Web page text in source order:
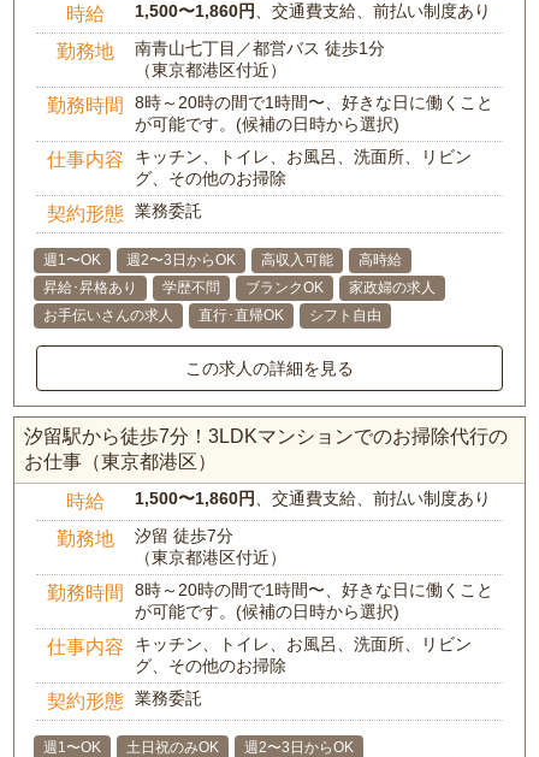
時給 1,500〜1,860円 、交通費支給、前払い制度あり
勤務地
南青山七丁目／都営バス 徒歩1分
（東京都港区付近）
勤務時間
8時～20時の間で1時間〜、好きな日に働くこと
が可能です。(候補の日時から選択)
仕事内容
キッチン、トイレ、お風呂、洗面所、リビン
グ、その他のお掃除
契約形態 業務委託
週1〜OK 週2〜3日からOK 高収入可能
高時給
昇給･昇格あり
学歴不問 ブランクOK
家政婦の求人
お手伝いさんの求人
直行･直帰OK シフト自由
この求人の詳細を見る
汐留駅から徒歩7分！3LDKマンションでのお掃除代行の
お仕事（東京都港区）
時給 1,500〜1,860円 、交通費支給、前払い制度あり
勤務地
汐留 徒歩7分
（東京都港区付近）
勤務時間
8時～20時の間で1時間〜、好きな日に働くこと
が可能です。(候補の日時から選択)
仕事内容
キッチン、トイレ、お風呂、洗面所、リビン
グ、その他のお掃除
契約形態 業務委託
週1〜OK 土日祝のみOK
週2〜3日からOK